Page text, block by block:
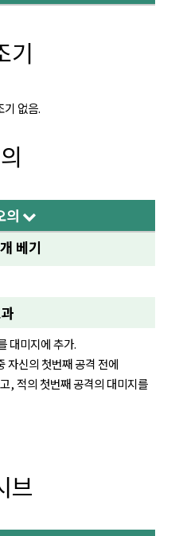
기
기 없음.
의
베기
대미지에 추가.
자신의 첫번째 공격 전에
, 적의 첫번째 공격의 대미지를
브